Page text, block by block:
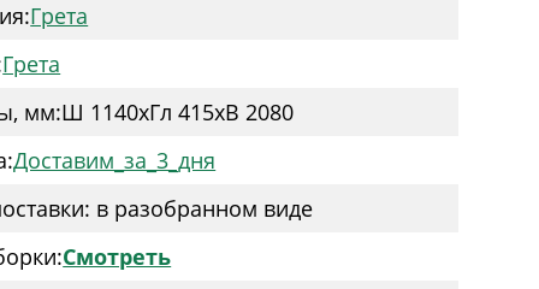
Грета
Грета
мм:Ш 1140xГл 415xВ 2080
Доставим_за_3_дня
в разобранном виде
Смотреть